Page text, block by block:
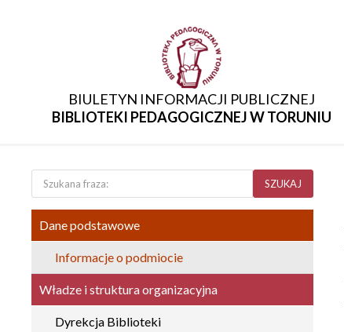
BIULETYN INFORMACJI PUBLICZNEJ
BIBLIOTEKI PEDAGOGICZNEJ W TORUNIU
SZUKAJ
Dane podstawowe
Informacje o podmiocie
Władze i struktura organizacyjna
Dyrekcja Biblioteki